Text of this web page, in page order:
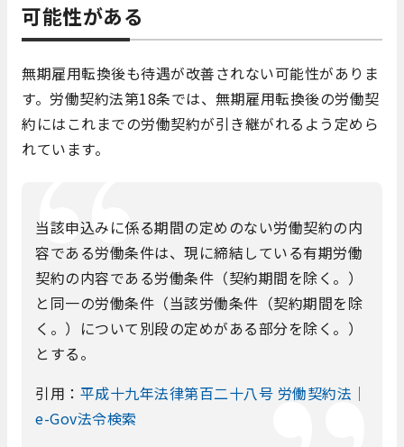
可能性がある
無期雇用転換後も待遇が改善されない可能性がありま
す。労働契約法第18条では、無期雇用転換後の労働契
約にはこれまでの労働契約が引き継がれるよう定めら
れています。
当該申込みに係る期間の定めのない労働契約の内
容である労働条件は、現に締結している有期労働
契約の内容である労働条件（契約期間を除く。）
と同一の労働条件（当該労働条件（契約期間を除
く。）について別段の定めがある部分を除く。）
とする。
引用： 平成十九年法律第百二十八号 労働契約法｜
e-Gov法令検索